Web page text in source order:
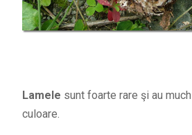
Lamele sunt foarte rare şi au
culoare.